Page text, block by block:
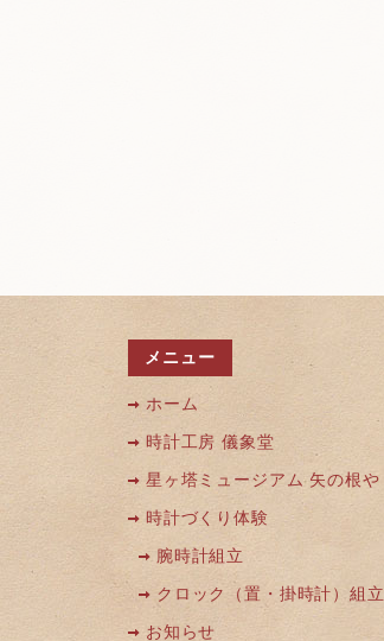
メニュー
ホーム
時計工房 儀象堂
星ヶ塔ミュージアム 矢の根や
時計づくり体験
腕時計組立
クロック（置・掛時計）組立
お知らせ